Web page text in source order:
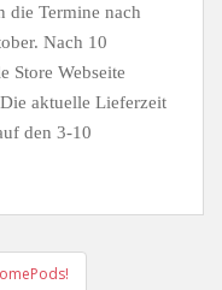
die Termine nach
Nach 10
Store Webseite
aktuelle Lieferzeit
den 3-10